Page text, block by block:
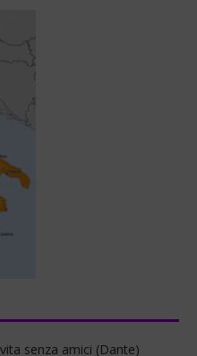
senza amici (Dante)